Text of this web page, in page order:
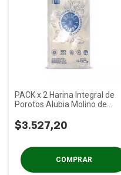
PACK x 2 Harina Integral de
Porotos Alubia Molino de
$3.527,20